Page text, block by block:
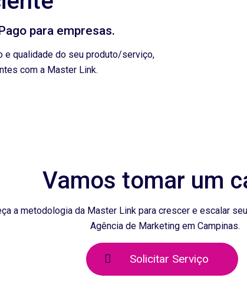
para empresas.
e qualidade do seu produto/serviço,
com a Master Link.
Vamos tomar um
a metodologia da Master Link para crescer e escalar
Agência de Marketing em Campinas.
Solicitar Serviço